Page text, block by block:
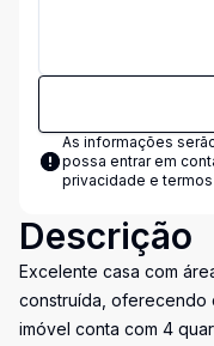
As informações
possa entrar em
privacidade e
Descrição
Excelente casa com
construída, oferecendo
imóvel conta com 4